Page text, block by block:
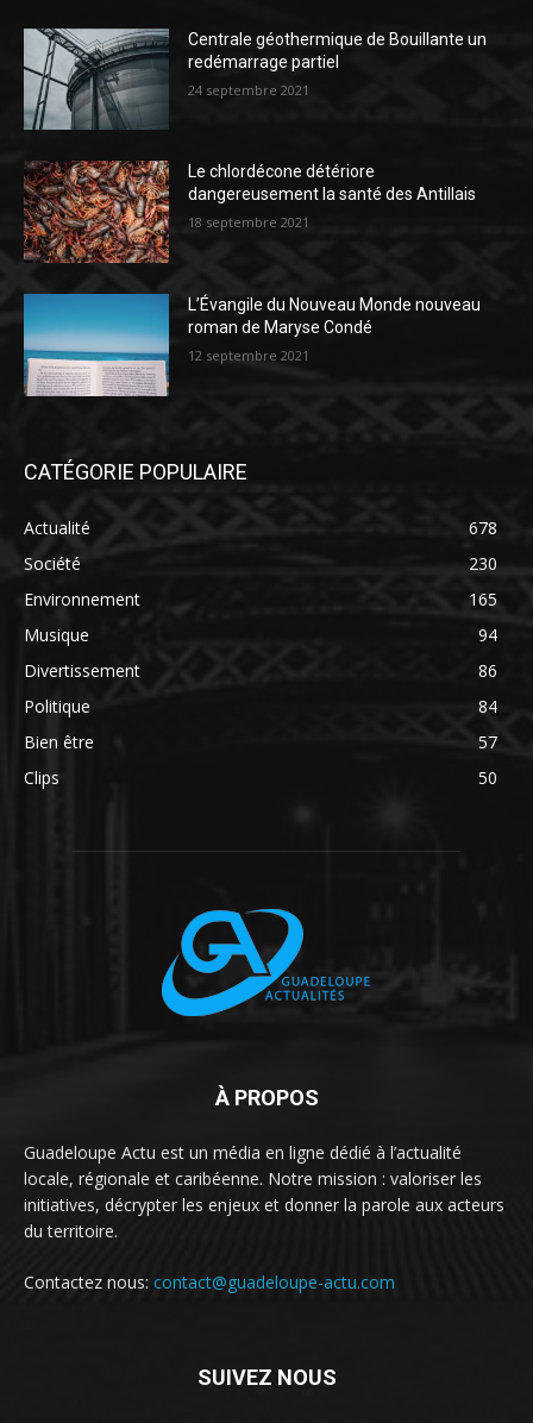
Centrale géothermique de Bouillante un
redémarrage partiel
24 septembre 2021
Le chlordécone détériore
dangereusement la santé des Antillais
18 septembre 2021
L’Évangile du Nouveau Monde nouveau
roman de Maryse Condé
12 septembre 2021
CATÉGORIE POPULAIRE
Actualité
678
Société
230
Environnement
165
Musique
94
Divertissement
86
Politique
84
Bien être
57
Clips
50
À PROPOS
Guadeloupe Actu est un média en ligne dédié à l’actualité
locale, régionale et caribéenne. Notre mission : valoriser les
initiatives, décrypter les enjeux et donner la parole aux acteurs
du territoire.
Contactez nous: contact@guadeloupe-actu.com
SUIVEZ NOUS